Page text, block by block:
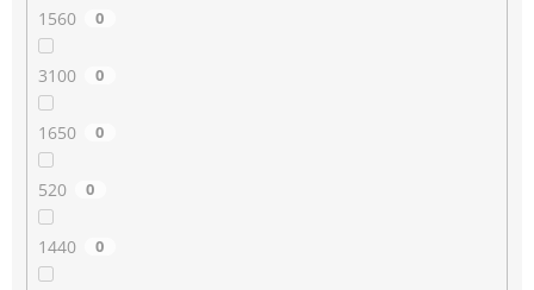
1560 0
3100 0
1650 0
520 0
1440 0